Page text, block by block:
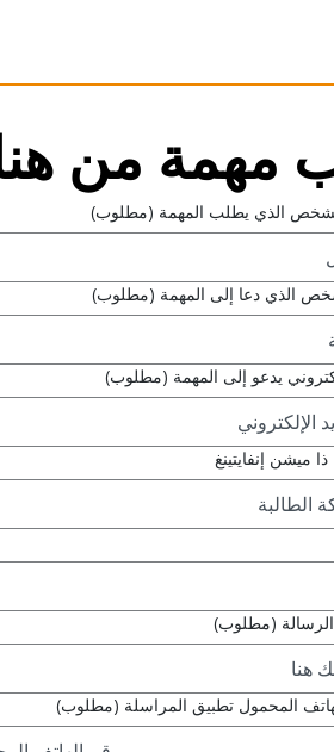
مهمة من
الذي يطلب المهمة (مطلوب)
الذي دعا إلى المهمة (مطلوب)
يدعو إلى المهمة (مطلوب)
ميشن إنفايتينغ
(مطلوب)
المحمول تطبيق المراسلة (مطلوب)